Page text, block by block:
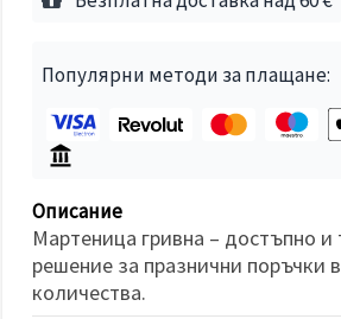
и кликнеш
"Запази"
всички
Настройки
на
бисквитките
Популярни методи за плащане:
Описание
Мартеница гривна – достъпно
решение за празнични поръчки
количества.